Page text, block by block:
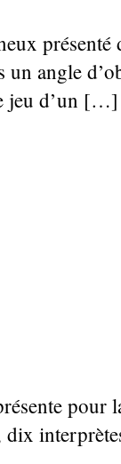
présenté
angle
jeu d’un […]
pour
dix